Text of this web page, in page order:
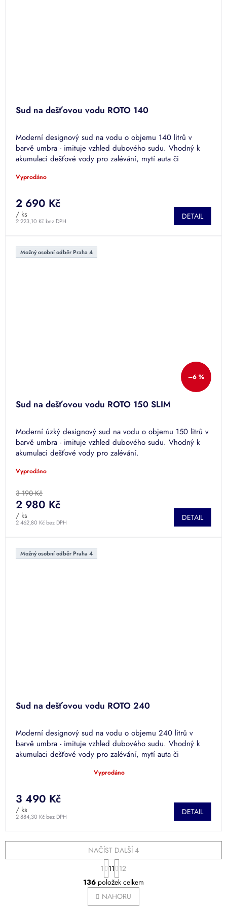
Sud na dešťovou vodu ROTO 140
Moderní designový sud na vodu o objemu 140 litrů v
barvě umbra - imituje vzhled dubového sudu. Vhodný k
akumulaci dešťové vody pro zalévání, mytí auta či
Vyprodáno
2 223,10 Kč bez DPH
2 690 Kč
/ ks DETAIL
Možný osobní odběr Praha 4
–6 %
Sud na dešťovou vodu ROTO 150 SLIM
Moderní úzký designový sud na vodu o objemu 150 litrů v
barvě umbra - imituje vzhled dubového sudu. Vhodný k
akumulaci dešťové vody pro zalévání.
Vyprodáno
3 190 Kč
2 462,80 Kč bez DPH
2 980 Kč
/ ks DETAIL
Možný osobní odběr Praha 4
Sud na dešťovou vodu ROTO 240
Moderní designový sud na vodu o objemu 240 litrů v
barvě umbra - imituje vzhled dubového sudu. Vhodný k
akumulaci dešťové vody pro zalévání, mytí auta či
produktu
je
4,9
z
hvězdiček.
Vyprodáno
2 884,30 Kč bez DPH
3 490 Kč
/ ks DETAIL
O
v
l
á
NAČÍST DALŠÍ 4
S
t
r
á
n
k
1 11 12
136 položek celkem
NAHORU